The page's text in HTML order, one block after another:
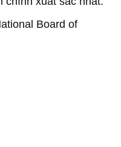
Board of